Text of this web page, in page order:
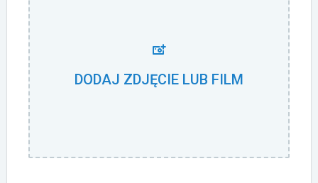
DODAJ ZDJĘCIE LUB FILM